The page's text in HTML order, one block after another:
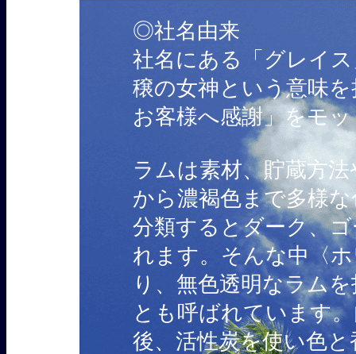
◎社名由来
社名にある「グレイ
穣の女神という意味
お客様へ感謝」をモ
ラムは素材、貯蔵方
から濃褐色まで多様
分類するとダーク、
れます。そんな中〈
り、無色透明なラム
とも呼ばれています
後、活性炭を使い色